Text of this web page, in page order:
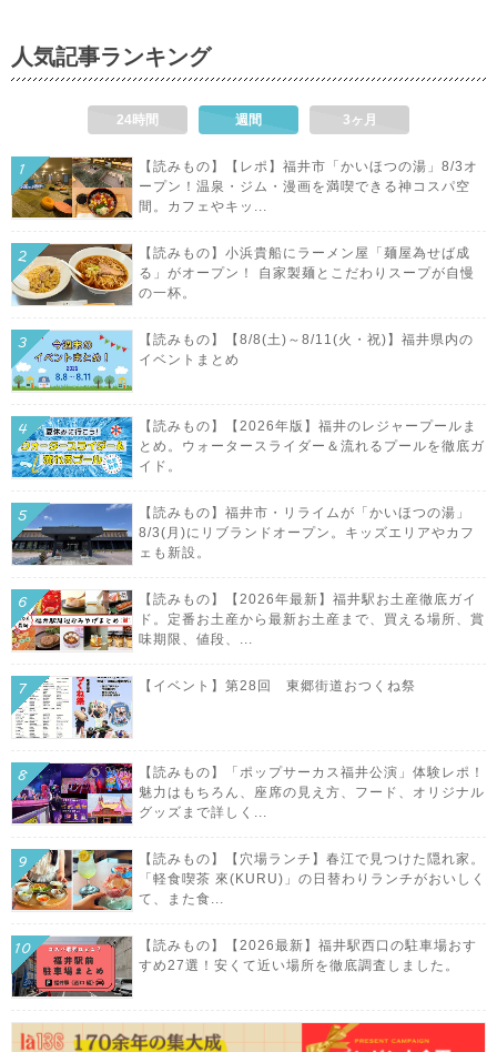
人気記事ランキング
24時間 週間 3ヶ月
【読みもの】【レポ】福井市「かいほつの湯」8/3オ
ープン！温泉・ジム・漫画を満喫できる神コスパ空
間。カフェやキッ...
【読みもの】小浜貴船にラーメン屋「麺屋為せば成
る」がオープン！ 自家製麺とこだわりスープが自慢
の一杯。
【読みもの】【8/8(土)～8/11(火・祝)】福井県内の
イベントまとめ
【読みもの】【2026年版】福井のレジャープールま
とめ。ウォータースライダー＆流れるプールを徹底ガ
イド。
【読みもの】福井市・リライムが「かいほつの湯」
8/3(月)にリブランドオープン。キッズエリアやカフ
ェも新設。
【読みもの】【2026年最新】福井駅お土産徹底ガイ
ド。定番お土産から最新お土産まで、買える場所、賞
味期限、値段、...
【イベント】第28回 東郷街道おつくね祭
【読みもの】「ポップサーカス福井公演」体験レポ！
魅力はもちろん、座席の見え方、フード、オリジナル
グッズまで詳しく...
【読みもの】【穴場ランチ】春江で見つけた隠れ家。
「軽食喫茶 來(KURU)」の日替わりランチがおいしく
て、また食...
【読みもの】【2026最新】福井駅西口の駐車場おす
すめ27選！安くて近い場所を徹底調査しました。